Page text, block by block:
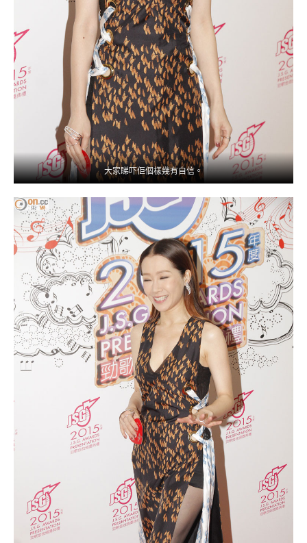
大家睇吓佢個樣幾有自信。